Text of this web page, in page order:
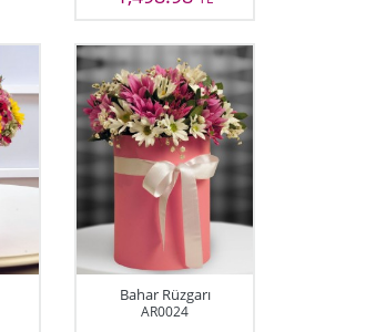
Bahar Rüzgarı
AR0024